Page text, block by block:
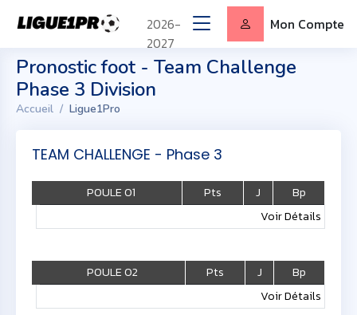
Pronostic foot - Team Challenge
Phase 3 Division
Accueil Ligue1Pro
2026-
2027
Mon Compte
TEAM CHALLENGE - Phase 3
POULE 01 Pts J
Bp
Voir Détails
POULE 02 Pts J
Bp
Voir Détails